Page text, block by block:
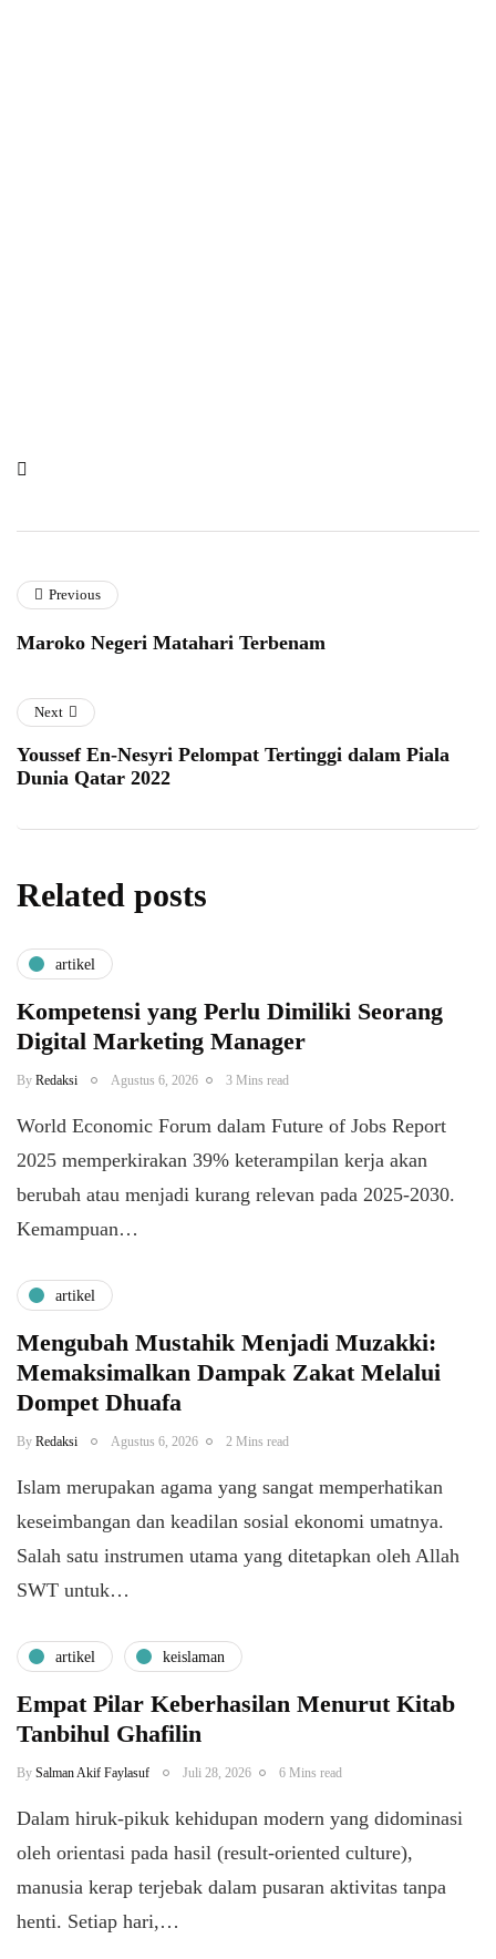
Previous
Maroko Negeri Matahari Terbenam
Next
Youssef En-Nesyri Pelompat Tertinggi dalam Piala
Dunia Qatar 2022
Related posts
artikel
Kompetensi yang Perlu Dimiliki Seorang
Digital Marketing Manager
By Redaksi Agustus 6, 2026 3 Mins read
World Economic Forum dalam Future of Jobs Report
2025 memperkirakan 39% keterampilan kerja akan
berubah atau menjadi kurang relevan pada 2025-2030.
Kemampuan…
artikel
Mengubah Mustahik Menjadi Muzakki:
Memaksimalkan Dampak Zakat Melalui
Dompet Dhuafa
By Redaksi Agustus 6, 2026 2 Mins read
Islam merupakan agama yang sangat memperhatikan
keseimbangan dan keadilan sosial ekonomi umatnya.
Salah satu instrumen utama yang ditetapkan oleh Allah
SWT untuk…
artikel keislaman
Empat Pilar Keberhasilan Menurut Kitab
Tanbihul Ghafilin
By Salman Akif Faylasuf Juli 28, 2026 6 Mins read
Dalam hiruk-pikuk kehidupan modern yang didominasi
oleh orientasi pada hasil (result-oriented culture),
manusia kerap terjebak dalam pusaran aktivitas tanpa
henti. Setiap hari,…